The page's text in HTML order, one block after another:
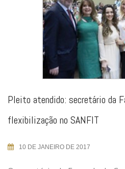
Pleito atendido: secretário da
flexibilização no SANFIT
10 DE JANEIRO DE 2017